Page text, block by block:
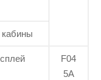
кабины
F04
5А